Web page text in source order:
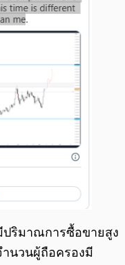
ปริมาณการซื้อขายสูง
นวนผู้ถือครองมี